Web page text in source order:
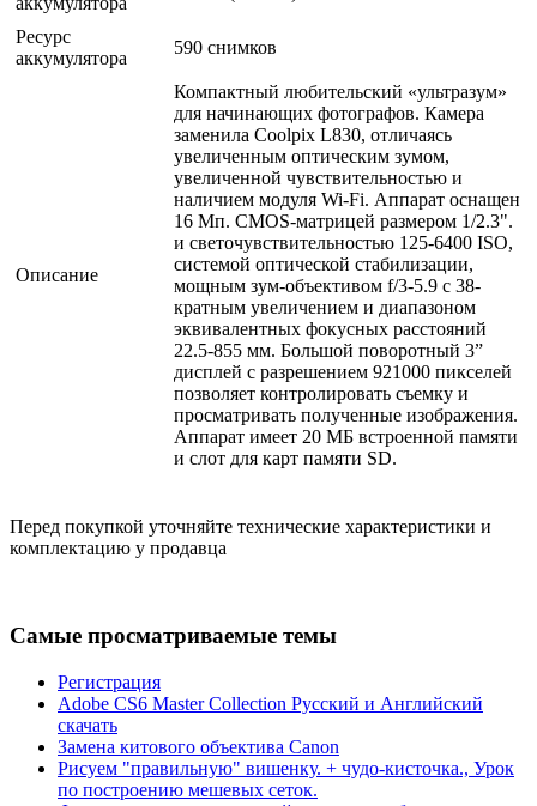
Ресурс
аккумулятора
590 снимков
Описание
Компактный любительский «ультразум»
для начинающих фотографов. Камера
заменила Coolpix L830, отличаясь
увеличенным оптическим зумом,
увеличенной чувствительностью и
наличием модуля Wi-Fi. Аппарат оснащен
16 Мп. CMOS-матрицей размером 1/2.3".
и светочувствительностью 125-6400 ISO,
системой оптической стабилизации,
мощным зум-объективом f/3-5.9 с 38-
кратным увеличением и диапазоном
эквивалентных фокусных расстояний
22.5-855 мм. Большой поворотный 3”
дисплей с разрешением 921000 пикселей
позволяет контролировать съемку и
просматривать полученные изображения.
Аппарат имеет 20 МБ встроенной памяти
и слот для карт памяти SD.
Перед покупкой уточняйте технические характеристики и
комплектацию у продавца
Самые просматриваемые темы
Регистрация
Adobe CS6 Master Collection Русский и Английский
скачать
Замена китового объектива Canon
Рисуем "правильную" вишенку. + чудо-кисточка., Урок
по построению мешевых сеток.